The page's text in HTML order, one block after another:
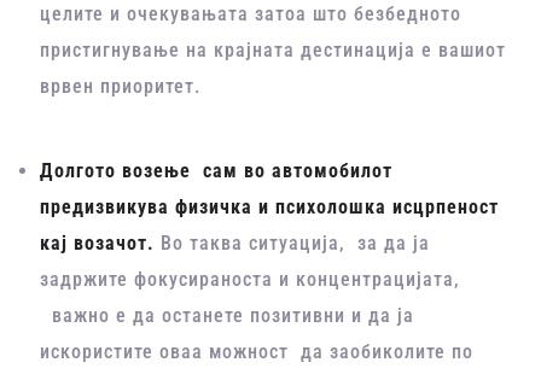
целите и очекувањата затоа што безбедното
пристигнување на крајната дестинација е вашиот
врвен приоритет.
Долгото возење сам во автомобилот
предизвикува физичка и психолошка исцрпеност
кај возачот. Во таква ситуација, за да ја
задржите фокусираноста и концентрацијата,
важно е да останете позитивни и да ја
искористите оваа можност да заобиколите по